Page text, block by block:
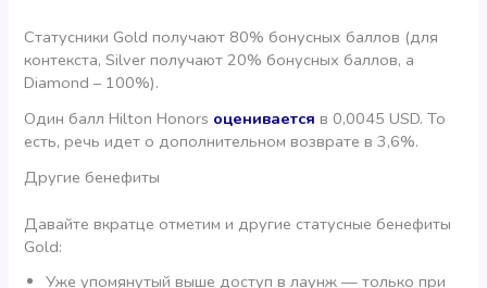
Статусники Gold получают 80% бонусных баллов (для
контекста, Silver получают 20% бонусных баллов, а
Diamond – 100%).
Один балл Hilton Honors оценивается в 0,0045 USD. То
есть, речь идет о дополнительном возврате в 3,6%.
Другие бенефиты
Давайте вкратце отметим и другие статусные бенефиты
Gold:
Уже упомянутый выше доступ в лаунж — только при